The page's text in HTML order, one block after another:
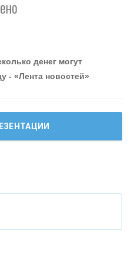
- «Интервью»
при цифровом
денег могут
- «Лента новостей»